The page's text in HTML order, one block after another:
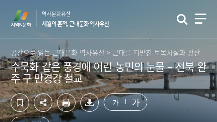
바
로
가
기
로
가
기
역사문화유산
세월의 흔적, 근대문화 역사유산
공간으로 읽는 근대문화 역사유산 > 근대를 떠받친 토목시설과 광산
수묵화 같은 풍경에 어린 농민의 눈물 – 전북 완
주 구 만경강 철교
가 가